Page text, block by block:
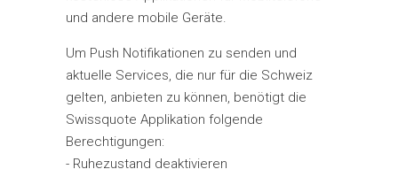
und andere mobile Geräte.
Um Push Notifikationen zu senden und
aktuelle Services, die nur für die Schweiz
gelten, anbieten zu können, benötigt die
Swissquote Applikation folgende
Berechtigungen:
- Ruhezustand deaktivieren